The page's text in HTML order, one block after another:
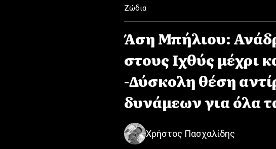
Ζώδια
Άση Μπήλιου:
στους Ιχθύς μέχρι
-Δύσκολη θέση
δυνάμεων για όλα
Χρήστος Πασχαλίδης